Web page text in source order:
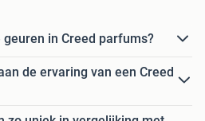
in Creed parfums?
de ervaring van een Creed